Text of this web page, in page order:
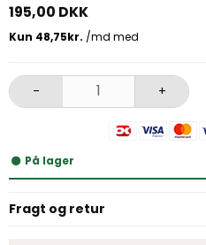
195,00 DKK
- +
På lager
Fragt og retur